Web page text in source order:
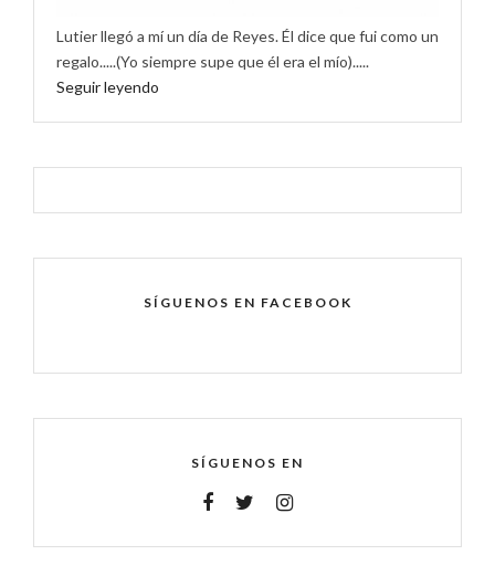
Lutier llegó a mí un día de Reyes. Él dice que fui como un
regalo.....(Yo siempre supe que él era el mío).....
Seguir leyendo
SÍGUENOS EN FACEBOOK
SÍGUENOS EN